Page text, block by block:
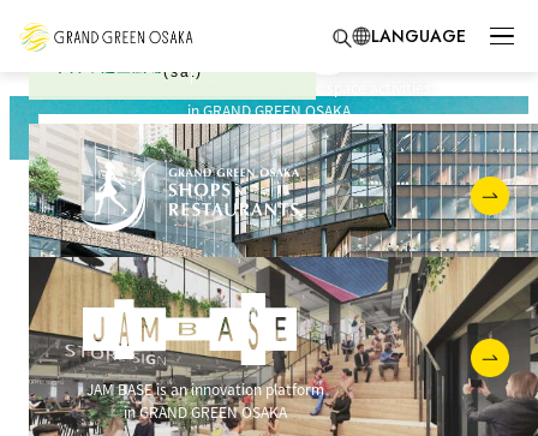
LANGUAGE
About UMEKITA PARK and public space activities
in GRAND GREEN OSAKA
(sat)
JAM BASE is an innovation platform
in GRAND GREEN OSAKA